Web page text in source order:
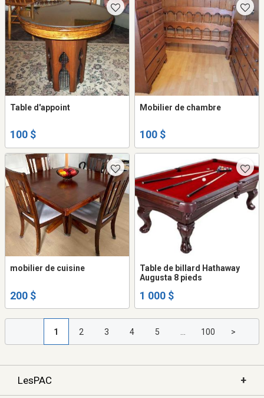
Table d'appoint
100 $
Mobilier de chambre
100 $
mobilier de cuisine
200 $
Table de billard Hathaway
Augusta 8 pieds
1 000 $
1 2 3 4 5 100 >
LesPAC +